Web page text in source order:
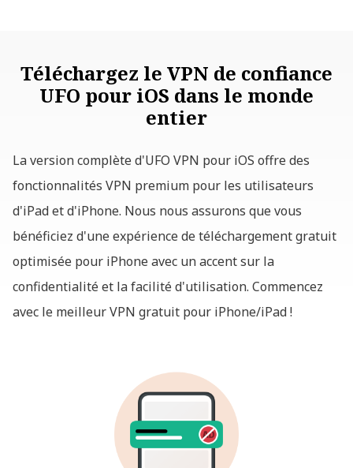
Téléchargez le VPN de confiance
UFO pour iOS dans le monde
entier
La version complète d'UFO VPN pour iOS offre des
fonctionnalités VPN premium pour les utilisateurs
d'iPad et d'iPhone. Nous nous assurons que vous
bénéficiez d'une expérience de téléchargement gratuit
optimisée pour iPhone avec un accent sur la
confidentialité et la facilité d'utilisation. Commencez
avec le meilleur VPN gratuit pour iPhone/iPad !